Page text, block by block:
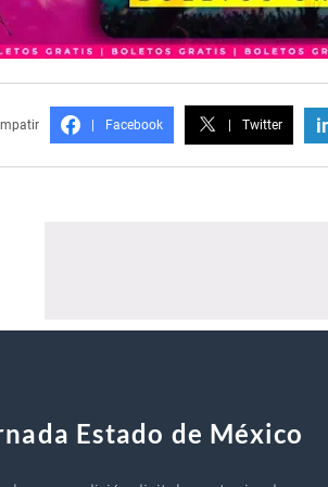
Facebook Twitter
Estado de México